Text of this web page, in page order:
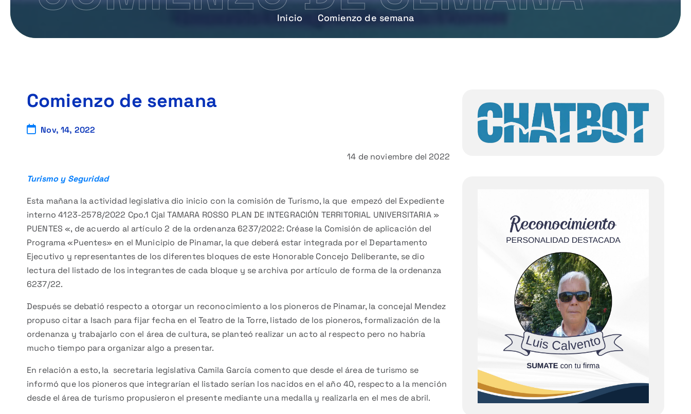
Inicio Comienzo de semana
Comienzo de semana
Nov, 14, 2022
14 de noviembre del 2022
Turismo y Seguridad
Esta mañana la actividad legislativa dio inicio con la comisión de Turismo, la que empezó del Expediente
interno 4123-2578/2022 Cpo.1 Cjal TAMARA ROSSO PLAN DE INTEGRACIÓN TERRITORIAL UNIVERSITARIA »
PUENTES «, de acuerdo al artículo 2 de la ordenanza 6237/2022: Créase la Comisión de aplicación del
Programa «Puentes» en el Municipio de Pinamar, la que deberá estar integrada por el Departamento
Ejecutivo y representantes de los diferentes bloques de este Honorable Concejo Deliberante, se dio
lectura del listado de los integrantes de cada bloque y se archiva por artículo de forma de la ordenanza
6237/22.
Después se debatió respecto a otorgar un reconocimiento a los pioneros de Pinamar, la concejal Mendez
propuso citar a Isach para fijar fecha en el Teatro de la Torre, listado de los pioneros, formalización de la
ordenanza y trabajarlo con el área de cultura, se planteó realizar un acto al respecto pero no habría
mucho tiempo para organizar algo a presentar.
En relación a esto, la secretaria legislativa Camila García comento que desde el área de turismo se
informó que los pioneros que integrarían el listado serían los nacidos en el año 40, respecto a la mención
desde el área de turismo propusieron el presente mediante una medalla y realizarla en el mes de abril.